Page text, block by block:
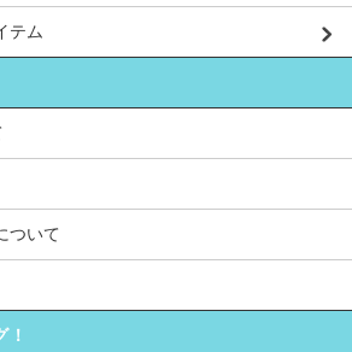
テム
ついて